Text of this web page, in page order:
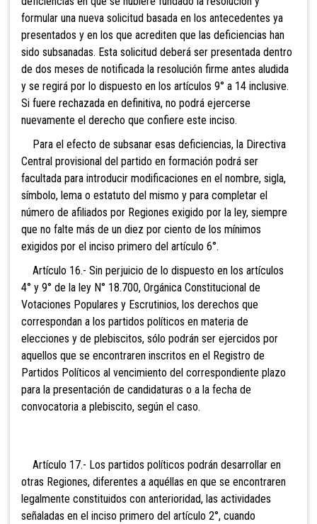
formular una nueva solicitud basada en los antecedentes ya
presentados y en los que acrediten que las deficiencias han
sido subsanadas. Esta solicitud deberá ser presentada dentro
de dos meses de notificada la resolución firme antes aludida
y se regirá por lo dispuesto en los artículos 9° a 14 inclusive.
Si fuere rechazada en definitiva, no podrá ejercerse
nuevamente el derecho que confiere este inciso.
Para el efecto de subsanar esas deficiencias, la Directiva
Central provisional del partido en formación podrá ser
facultada para introducir modificaciones en el nombre, sigla,
símbolo, lema o estatuto del mismo y para completar el
número de afiliados por Regiones exigido por la ley, siempre
que no falte más de un diez por ciento de los mínimos
exigidos por el inciso primero del artículo 6°.
Artículo 16.- Sin perjuicio de lo dispuesto en los artículos
4° y 9° de la ley N° 18.700, Orgánica Constitucional de
Votaciones Populares y Escrutinios, los derechos que
correspondan a los partidos políticos en materia de
elecciones y de plebiscitos, sólo podrán ser ejercidos por
aquellos que se encontraren inscritos en el Registro de
Partidos Políticos al vencimiento del correspondiente plazo
para la presentación de candidaturas o a la fecha de
convocatoria a plebiscito, según el caso.
Artículo 17.- Los partidos políticos podrán desarrollar en
otras Regiones, diferentes a aquéllas en que se encontraren
legalmente constituidos con anterioridad, las actividades
señaladas en el inciso primero del artículo 2°, cuando